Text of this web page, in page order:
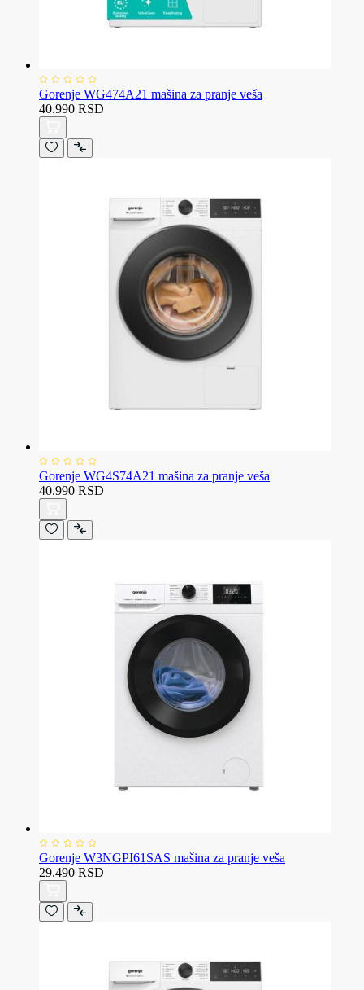
Gorenje WG474A21 mašina za pranje veša
40.990 RSD
Gorenje WG4S74A21 mašina za pranje veša
40.990 RSD
Gorenje W3NGPI61SAS mašina za pranje veša
29.490 RSD